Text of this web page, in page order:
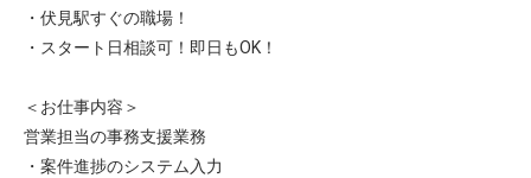
・伏見駅すぐの職場！
・スタート日相談可！即日もOK！
＜お仕事内容＞
営業担当の事務支援業務
・案件進捗のシステム入力